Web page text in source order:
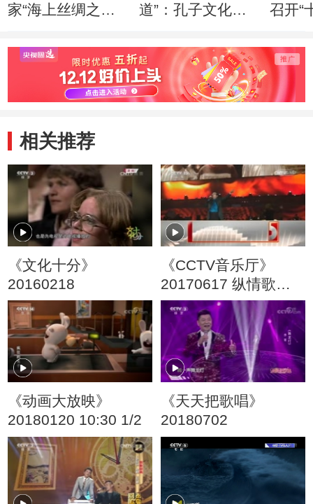
家“海上丝绸之
开启
道”：孔子文化形
召开“
相关推荐
《文化十分》
20160218
《CCTV音乐厅》
20170617 纵情歌唱·
刘欢演唱会
《动画大放映》
20180120 10:30 1/2
《天天把歌唱》
20180702